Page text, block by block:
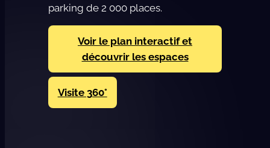
parking de 2 000 places.
Voir le plan interactif et
découvrir les espaces
Visite 360°